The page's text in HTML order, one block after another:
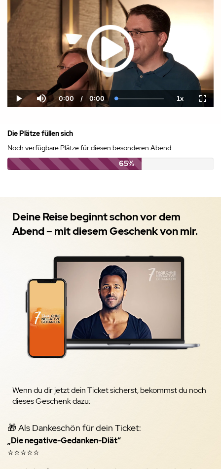
Play Mute
Current
Time
0:00 / Duration
0:00 Loaded:
0.00%
1xPlayback
Rate
Die Plätze füllen sich
Noch verfügbare Plätze für diesen besonderen Abend:
65%
Deine Reise beginnt schon vor dem
Abend – mit diesem Geschenk von mir.
Wenn du dir jetzt dein Ticket sicherst, bekommst du noch
dieses Geschenk dazu:
🎁 Als Dankeschön für dein Ticket:
„Die negative-Gedanken-Diät“
⭐️⭐️⭐️⭐️⭐️